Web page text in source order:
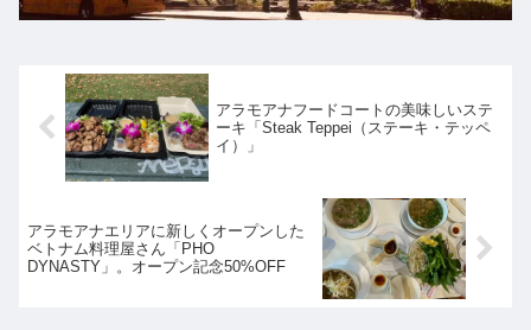
アラモアナフードコートの美味しいステ
ーキ「Steak Teppei（ステーキ・テッペ
イ）」
アラモアナエリアに新しくオープンした
ベトナム料理屋さん「PHO
DYNASTY」。オープン記念50%OFF